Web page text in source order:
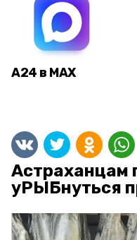
А24 в MAX
Астраханцам
уРЫБнуться